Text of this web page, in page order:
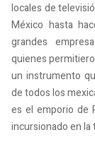
locales de
México hasta
grandes
quienes
un instrumento
de todos los
es el emporio de
incursionado en